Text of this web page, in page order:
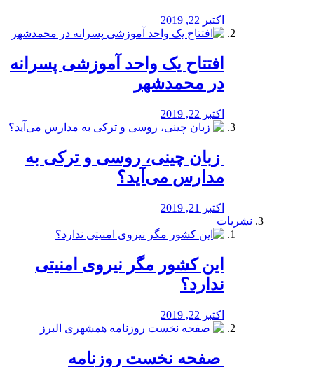
اکتبر 22, 2019
افتتاح یک واحد آموزشی پسرانه
در محمدشهر
اکتبر 22, 2019
️ زبان چینی، روسی و ترکی به
مدارس می‌آید؟
اکتبر 21, 2019
نشریات
این کشور مگر نیروی امنیتی
ندارد؟
اکتبر 22, 2019
️ صفحه نخست روزنامه‌